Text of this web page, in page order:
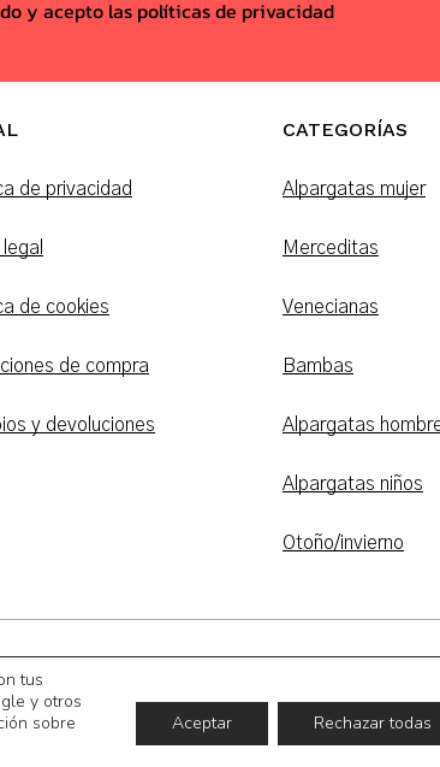
Ver Carrito
y acepto las políticas de privacidad
de privacidad
de cookies
de compra
y devoluciones
CATEGORÍAS
Alpargatas mujer
Merceditas
Venecianas
Bambas
Alpargatas
Alpargatas niños
Otoño/invierno
tus
y otros
sobre
Aceptar Rechazar todas